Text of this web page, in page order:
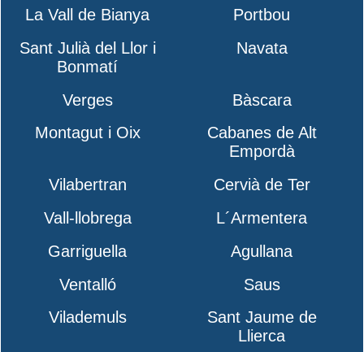
La Vall de Bianya
Portbou
Sant Julià del Llor i
Bonmatí
Navata
Verges
Bàscara
Montagut i Oix
Cabanes de Alt
Empordà
Vilabertran
Cervià de Ter
Vall-llobrega
L´Armentera
Garriguella
Agullana
Ventalló
Saus
Vilademuls
Sant Jaume de
Llierca